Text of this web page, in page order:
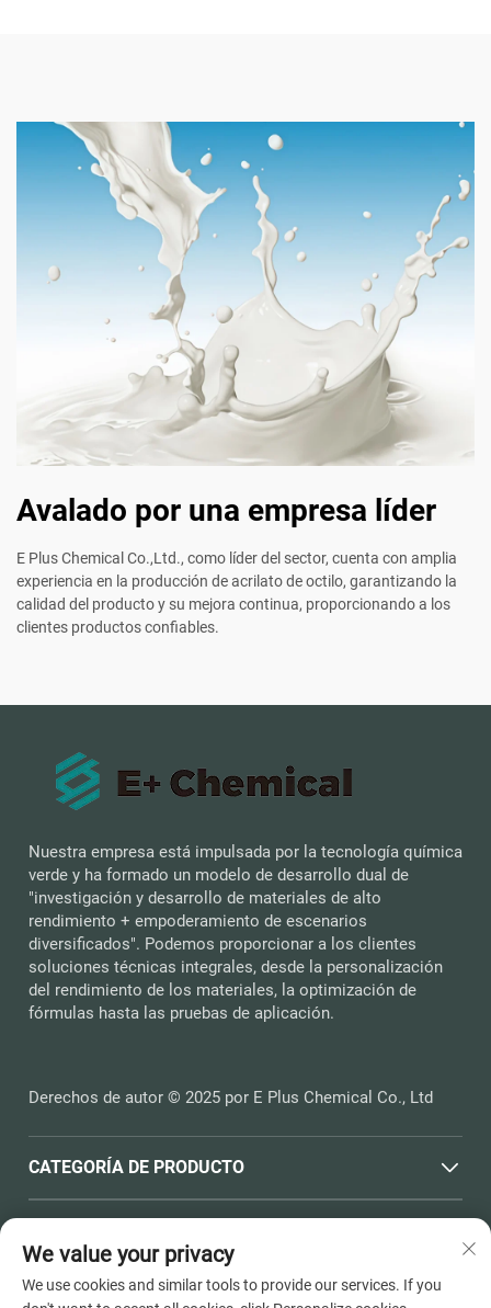
Avalado por una empresa líder
E Plus Chemical Co.,Ltd., como líder del sector, cuenta con amplia
experiencia en la producción de acrilato de octilo, garantizando la
calidad del producto y su mejora continua, proporcionando a los
clientes productos confiables.
Nuestra empresa está impulsada por la tecnología química
verde y ha formado un modelo de desarrollo dual de
"investigación y desarrollo de materiales de alto
rendimiento + empoderamiento de escenarios
diversificados". Podemos proporcionar a los clientes
soluciones técnicas integrales, desde la personalización
del rendimiento de los materiales, la optimización de
fórmulas hasta las pruebas de aplicación.
Derechos de autor © 2025 por E Plus Chemical Co., Ltd
CATEGORÍA DE PRODUCTO
INFORMACIÓN DE CONTACTO
We value your privacy
We use cookies and similar tools to provide our services. If you